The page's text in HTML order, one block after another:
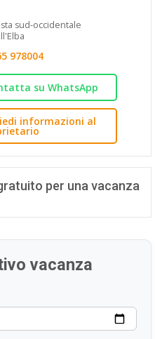
sud-occidentale
978004
su WhatsApp
informazioni al
per una vacanza
vacanza